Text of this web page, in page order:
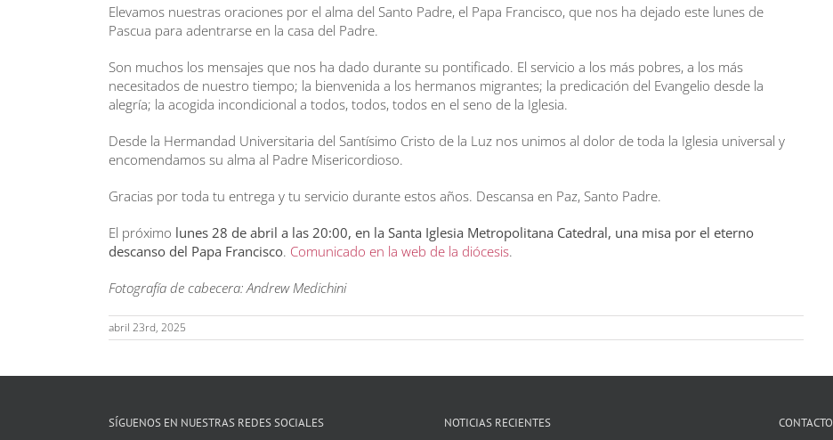
Elevamos nuestras oraciones por el alma del Santo Padre, el Papa Francisco, que nos ha dejado este lunes de
Pascua para adentrarse en la casa del Padre.
Son muchos los mensajes que nos ha dado durante su pontificado. El servicio a los más pobres, a los más
necesitados de nuestro tiempo; la bienvenida a los hermanos migrantes; la predicación del Evangelio desde la
alegría; la acogida incondicional a todos, todos, todos en el seno de la Iglesia.
Desde la Hermandad Universitaria del Santísimo Cristo de la Luz nos unimos al dolor de toda la Iglesia universal y
encomendamos su alma al Padre Misericordioso.
Gracias por toda tu entrega y tu servicio durante estos años. Descansa en Paz, Santo Padre.
El próximo lunes 28 de abril a las 20:00, en la Santa Iglesia Metropolitana Catedral, una misa por el eterno
descanso del Papa Francisco. Comunicado en la web de la diócesis.
Fotografía de cabecera: Andrew Medichini
abril 23rd, 2025
SÍGUENOS EN NUESTRAS REDES SOCIALES NOTICIAS RECIENTES CONTACTO